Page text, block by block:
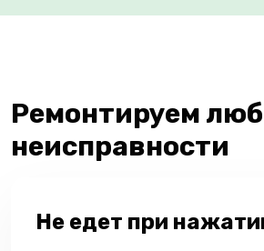
Ремонтируем
неисправности
Не едет при